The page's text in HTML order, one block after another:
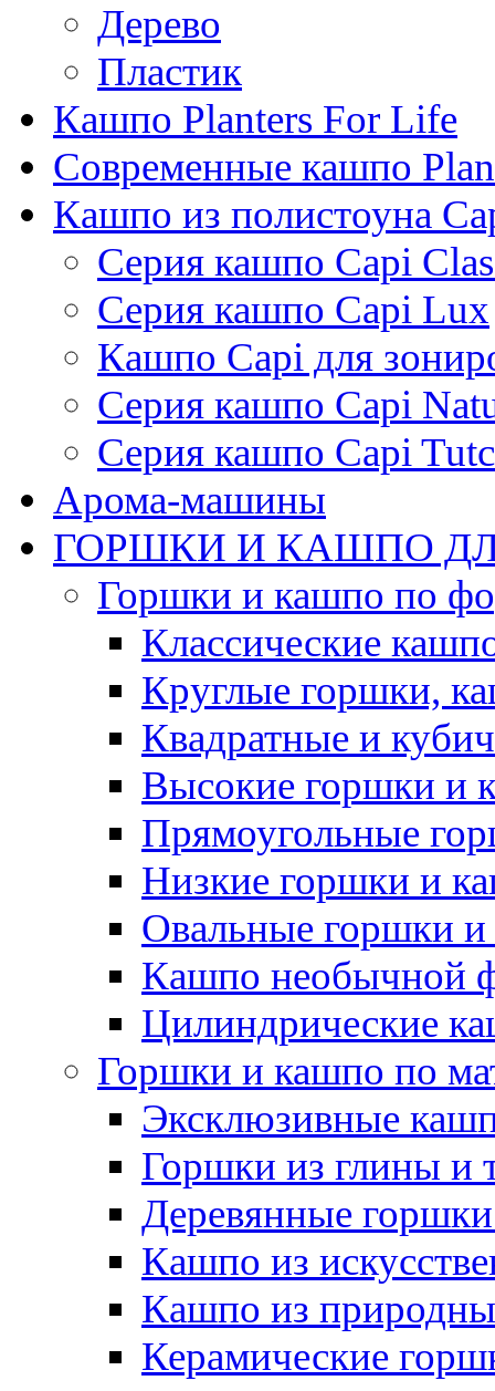
Дерево
Пластик
Кашпо Planters For Life
Современные кашпо
Кашпо из полистоуна
Серия кашпо Capi
Серия кашпо Capi Lux
Кашпо Capi для
Серия кашпо Capi
Серия кашпо Capi
Арома-машины
ГОРШКИ И КАШПО
Горшки и кашпо по
Классические
Круглые горшки,
Квадратные и
Высокие горшки и
Прямоугольные
Низкие горшки и
Овальные горшки
Кашпо необычной
Цилиндрические
Горшки и кашпо по
Эксклюзивные
Горшки из глины и
Деревянные
Кашпо из
Кашпо из
Керамические